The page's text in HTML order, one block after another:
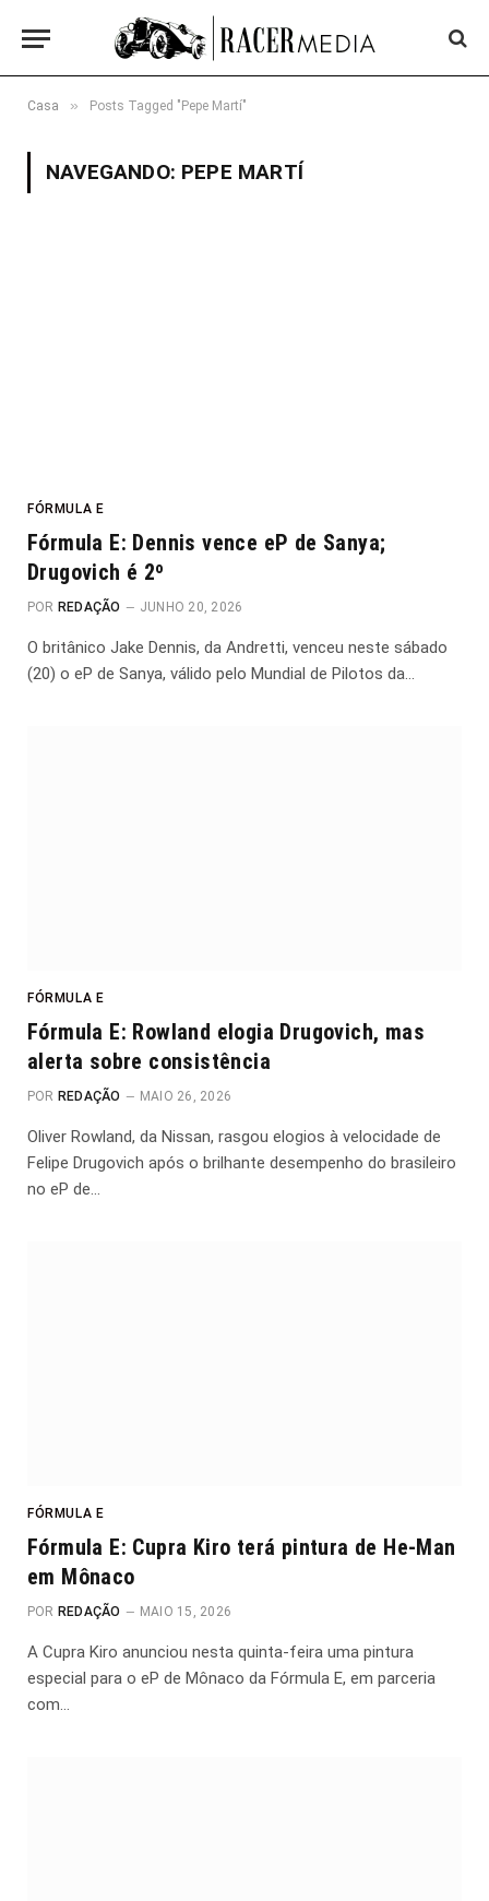
Casa » Posts Tagged "Pepe Martí"
NAVEGANDO: PEPE MARTÍ
FÓRMULA E
Fórmula E: Dennis vence eP de Sanya;
Drugovich é 2º
POR REDAÇÃO JUNHO 20, 2026
O britânico Jake Dennis, da Andretti, venceu neste sábado
(20) o eP de Sanya, válido pelo Mundial de Pilotos da…
FÓRMULA E
Fórmula E: Rowland elogia Drugovich, mas
alerta sobre consistência
POR REDAÇÃO MAIO 26, 2026
Oliver Rowland, da Nissan, rasgou elogios à velocidade de
Felipe Drugovich após o brilhante desempenho do brasileiro
no eP de…
FÓRMULA E
Fórmula E: Cupra Kiro terá pintura de He-Man
em Mônaco
POR REDAÇÃO MAIO 15, 2026
A Cupra Kiro anunciou nesta quinta-feira uma pintura
especial para o eP de Mônaco da Fórmula E, em parceria
com…